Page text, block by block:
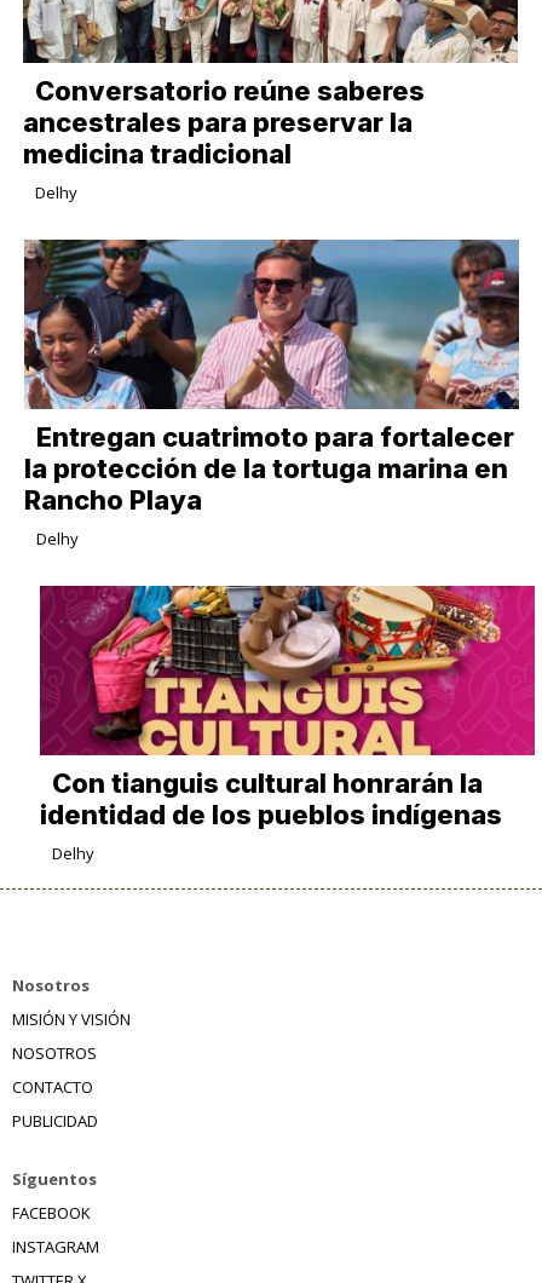
Conversatorio reúne saberes
ancestrales para preservar la
medicina tradicional
Delhy
Entregan cuatrimoto para fortalecer
la protección de la tortuga marina en
Rancho Playa
Delhy
Con tianguis cultural honrarán la
identidad de los pueblos indígenas
Delhy
Nosotros
MISIÓN Y VISIÓN
NOSOTROS
CONTACTO
PUBLICIDAD
Síguentos
FACEBOOK
INSTAGRAM